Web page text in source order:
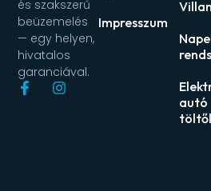
és szakszerű
beüzemelés
— egy helyen,
hivatalos
garanciával.
autó
Impresszum